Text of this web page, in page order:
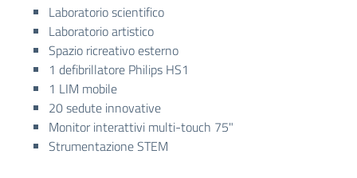
Laboratorio scientifico
Laboratorio artistico
Spazio ricreativo esterno
1 defibrillatore Philips HS1
1 LIM mobile
20 sedute innovative
Monitor interattivi multi-touch 75"
Strumentazione STEM